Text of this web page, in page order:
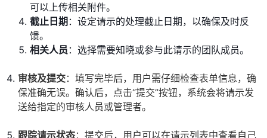
可以上传相关附件。
截止日期 ：设定请示的处理截止日期，以确保及时反
馈。
相关人员 ：选择需要知晓或参与此请示的团队成员。
审核及提交：填写完毕后，用户需仔细检查表单信息，确
保准确无误。确认后，点击“提交”按钮，系统会将请示发
送给指定的审核人员或管理者。
跟踪请示状态：提交后，用户可以在请示列表中查看自己